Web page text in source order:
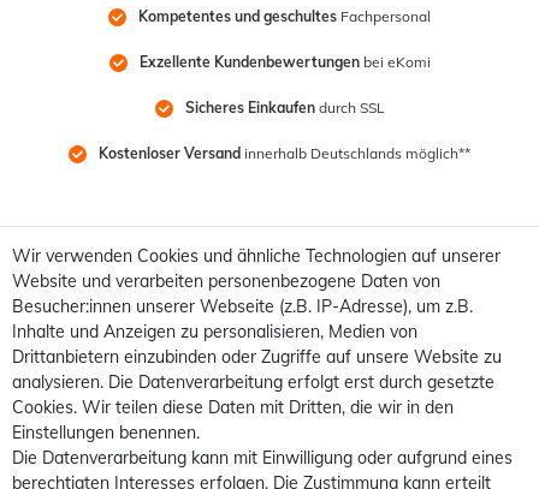
Kompetentes und geschultes Fachpersonal
Exzellente Kundenbewertungen bei eKomi
Sicheres Einkaufen durch SSL
Kostenloser Versand innerhalb Deutschlands möglich**
Wir verwenden Cookies und ähnliche Technologien auf unserer
Website und verarbeiten personenbezogene Daten von
Besucher:innen unserer Webseite (z.B. IP-Adresse), um z.B.
Inhalte und Anzeigen zu personalisieren, Medien von
Drittanbietern einzubinden oder Zugriffe auf unsere Website zu
analysieren. Die Datenverarbeitung erfolgt erst durch gesetzte
Cookies. Wir teilen diese Daten mit Dritten, die wir in den
Einstellungen benennen.
Die Datenverarbeitung kann mit Einwilligung oder aufgrund eines
berechtigten Interesses erfolgen. Die Zustimmung kann erteilt